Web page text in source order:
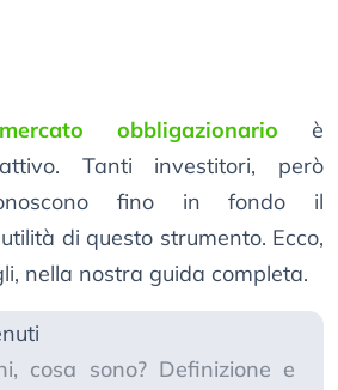
mercato obbligazionario è
Tanti investitori, però
fino in fondo il
di questo strumento. Ecco,
nella nostra guida completa.
cosa sono? Definizione e